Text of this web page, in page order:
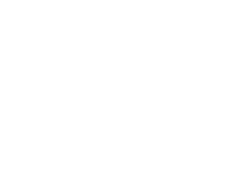
und
Vertretungen der
im Ausland